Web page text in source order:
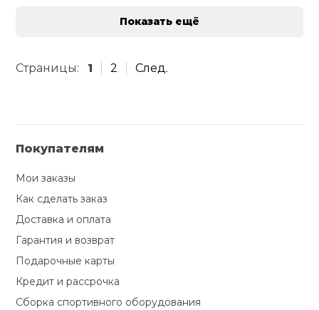
Показать ещё
Страницы: 1 2 След.
Покупателям
Мои заказы
Как сделать заказ
Доставка и оплата
Гарантия и возврат
Подарочные карты
Кредит и рассрочка
Сборка спортивного оборудования